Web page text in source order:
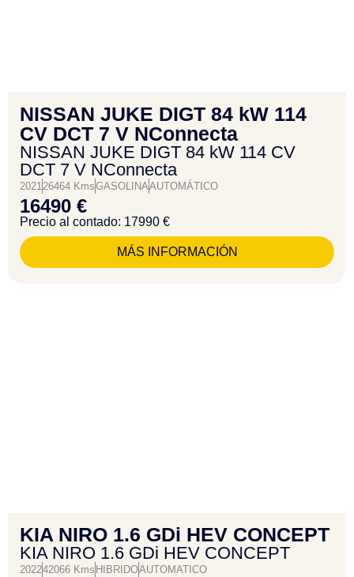
NISSAN JUKE DIGT 84 kW 114
CV DCT 7 V NConnecta
NISSAN JUKE DIGT 84 kW 114 CV
DCT 7 V NConnecta
2021 26464 KmsGASOLINAAUTOMÁTICO
16490 €
Precio al contado: 17990 €
MÁS INFORMACIÓN
KIA NIRO 1.6 GDi HEV CONCEPT
KIA NIRO 1.6 GDi HEV CONCEPT
202242066 Kms HIBRIDOAUTOMATICO